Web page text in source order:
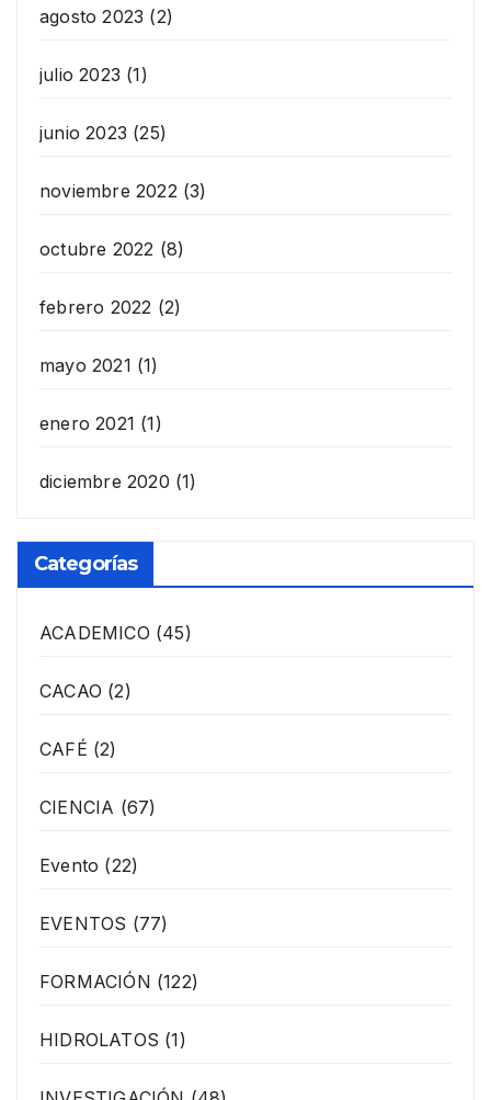
agosto 2023 (2)
julio 2023 (1)
junio 2023 (25)
noviembre 2022 (3)
octubre 2022 (8)
febrero 2022 (2)
mayo 2021 (1)
enero 2021 (1)
diciembre 2020 (1)
Categorías
ACADEMICO (45)
CACAO (2)
CAFÉ (2)
CIENCIA (67)
Evento (22)
EVENTOS (77)
FORMACIÓN (122)
HIDROLATOS (1)